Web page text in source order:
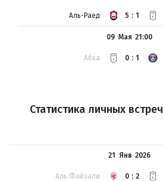
Аль-Раед 5:1
09 Мая
Абха 0:1
21:00
Статистика личных встреч
21 Янв
Аль Файзали 0:2
2026